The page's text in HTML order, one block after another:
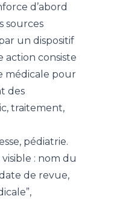
d’abord
sources
un dispositif
action consiste
médicale pour
des
traitement,
pédiatrie.
: nom du
de revue,